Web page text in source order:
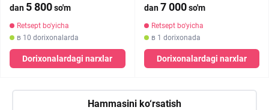
dan 5 800so'm
Retsept bo'yicha
в 10 dorixonalarda
Dorixonalardagi narxlar
dan7 000so'm
Retsept bo'yicha
в 1 dorixonada
Dorixonalardagi narxlar
Hammasini ko‘rsatish